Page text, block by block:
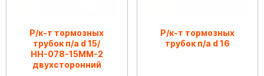
Р/к-т тормозных
трубок п/а d 15/
НН-078-15ММ-2
двухсторонний
Р/к-т тормозных
трубок п/а d 16